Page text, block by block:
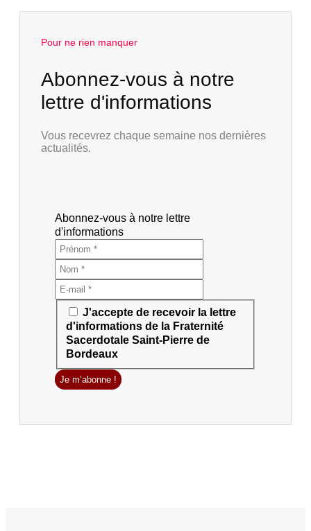
Pour ne rien manquer
Abonnez-vous à notre
lettre d'informations
Vous recevrez chaque semaine nos dernières
actualités.
Abonnez-vous à notre lettre
d'informations
J'accepte de recevoir la lettre
d'informations de la Fraternité
Sacerdotale Saint-Pierre de
Bordeaux